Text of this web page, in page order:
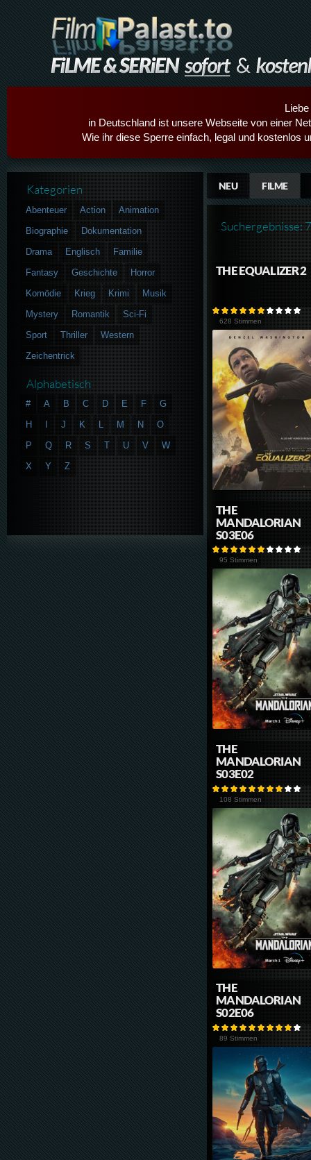
in Deutschland ist unsere Webseite von einer
Wie ihr diese Sperre einfach, legal und kostenlos
NEU FILME
Suchergebnisse:
THE EQUALIZER 2
628 Stimmen
THE
MANDALORIAN
S03E06
95 Stimmen
THE
MANDALORIAN
S03E02
108 Stimmen
THE
MANDALORIAN
S02E06
89 Stimmen
Kategorien
Abenteuer Action
Animation
Biographie
Dokumentation
Drama
Englisch
Familie
Fantasy
Geschichte
Horror
Komödie
Krieg Krimi
Musik
Mystery
Romantik
Sci-Fi
Sport
Thriller
Western
Zeichentrick
Alphabetisch
# A B C D E F
G
H
J K L M N
O
P
Q R S T U V
W
X
Y Z